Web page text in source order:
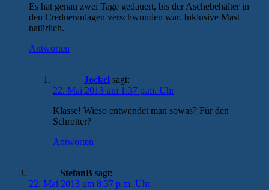
Es hat genau zwei Tage gedauert, bis der Aschebehälter in
den Credneranlagen verschwunden war. Inklusive Mast
natürlich.
Antworten
Jockel sagt:
22. Mai 2013 um 1:37 p.m. Uhr
Klasse! Wieso entwendet man sowas? Für den
Schrotter?
Antworten
StefanB sagt:
22. Mai 2013 um 8:37 p.m. Uhr